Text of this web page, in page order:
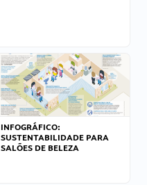
INFOGRÁFICO:
SUSTENTABILIDADE PARA
SALÕES DE BELEZA